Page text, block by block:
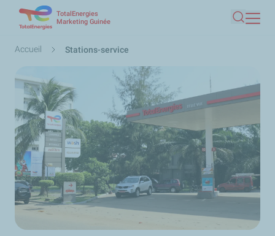
TotalEnergies
Marketing Guinée
Fil
Accueil Stations-service